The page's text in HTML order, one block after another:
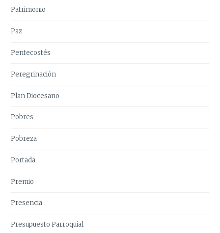
Patrimonio
Paz
Pentecostés
Peregrinación
Plan Diocesano
Pobres
Pobreza
Portada
Premio
Presencia
Presupuesto Parroquial